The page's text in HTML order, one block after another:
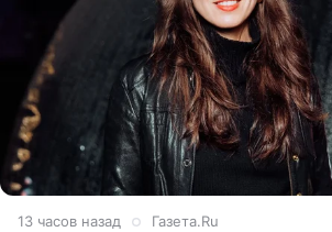
13 часов назад Газета.Ru